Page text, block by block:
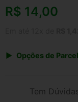
R$ 14,00
Opções de
Tem